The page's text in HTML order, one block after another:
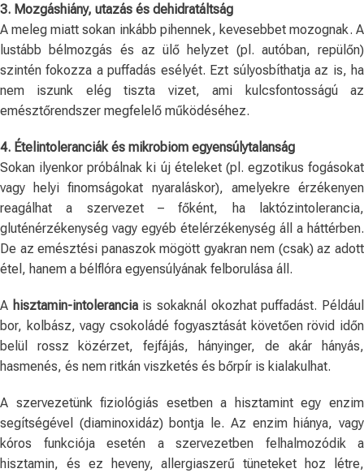
3. Mozgáshiány, utazás és dehidratáltság
A meleg miatt sokan inkább pihennek, kevesebbet mozognak. A
lustább bélmozgás és az ülő helyzet (pl. autóban, repülőn)
szintén fokozza a puffadás esélyét. Ezt súlyosbíthatja az is, ha
nem iszunk elég tiszta vizet, ami kulcsfontosságú az
emésztőrendszer megfelelő működéséhez.
4. Ételintoleranciák és mikrobiom egyensúlytalanság
Sokan ilyenkor próbálnak ki új ételeket (pl. egzotikus fogásokat
vagy helyi finomságokat nyaraláskor), amelyekre érzékenyen
reagálhat a szervezet – főként, ha laktózintolerancia,
gluténérzékenység vagy egyéb ételérzékenység áll a háttérben.
De az emésztési panaszok mögött gyakran nem (csak) az adott
étel, hanem a bélflóra egyensúlyának felborulása áll.
A hisztamin-intoleranciais sokaknál okozhat puffadást. Például
bor, kolbász, vagy csokoládé fogyasztását követően rövid időn
belül rossz közérzet, fejfájás, hányinger, de akár hányás,
hasmenés, és nem ritkán viszketés és bőrpír is kialakulhat.
A szervezetünk fiziológiás esetben a hisztamint egy enzim
segítségével (diaminoxidáz) bontja le. Az enzim hiánya, vagy
kóros funkciója esetén a szervezetben felhalmozódik a
hisztamin, és ez heveny, allergiaszerű tüneteket hoz létre,